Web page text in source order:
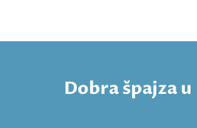
Dobra špajza